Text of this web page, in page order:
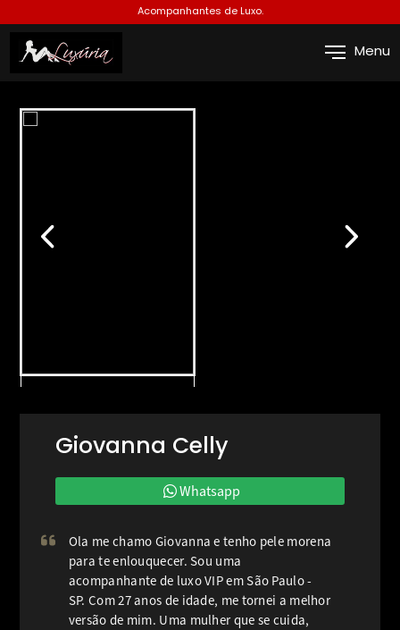
Acompanhantes de Luxo.
Menu
Giovanna Celly
Whatsapp
Ola me chamo Giovanna e tenho pele morena
para te enlouquecer. Sou uma
acompanhante de luxo VIP em São Paulo -
SP. Com 27 anos de idade, me tornei a melhor
versão de mim. Uma mulher que se cuida,